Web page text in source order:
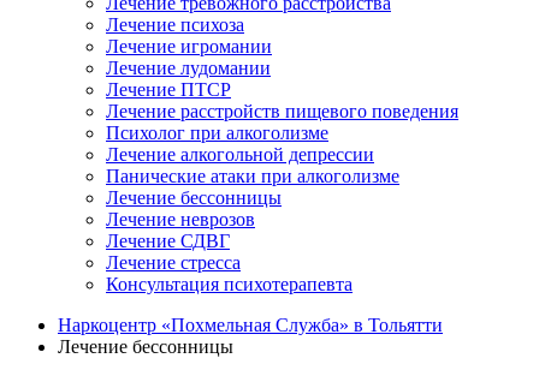
Лечение психоза
Лечение игромании
Лечение лудомании
Лечение ПТСР
Лечение расстройств пищевого поведения
Психолог при алкоголизме
Лечение алкогольной депрессии
Панические атаки при алкоголизме
Лечение бессонницы
Лечение неврозов
Лечение СДВГ
Лечение стресса
Консультация психотерапевта
Наркоцентр «Похмельная Служба» в Тольятти
Лечение бессонницы